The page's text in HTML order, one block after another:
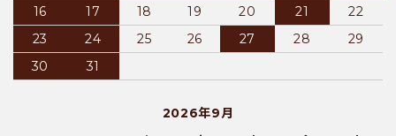
16
17 18 19 20 21
22
23
24 25 26 27 28
29
30
31
2026年9月